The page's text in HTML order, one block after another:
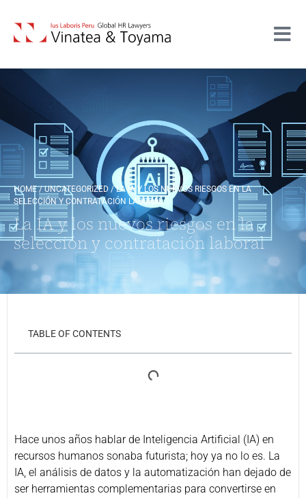
HOME/UNCATEGORIZED /LA IA Y LOS NUEVOS RIESGOS EN LA
SELECCIÓN Y CONTRATACIÓN LABORAL
La IA y los nuevos riesgos en la
selección y contratación laboral
TABLE OF CONTENTS
Hace unos años hablar de Inteligencia Artificial (IA) en
recursos humanos sonaba futurista; hoy ya no lo es. La
IA, el análisis de datos y la automatización han dejado de
ser herramientas complementarias para convertirse en